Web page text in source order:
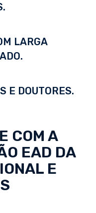
LARGA
E DOUTORES.
COM A
EAD DA
E